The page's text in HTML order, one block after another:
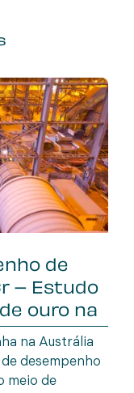
de
– Estudo
ouro na
na Austrália
desempenho
meio de